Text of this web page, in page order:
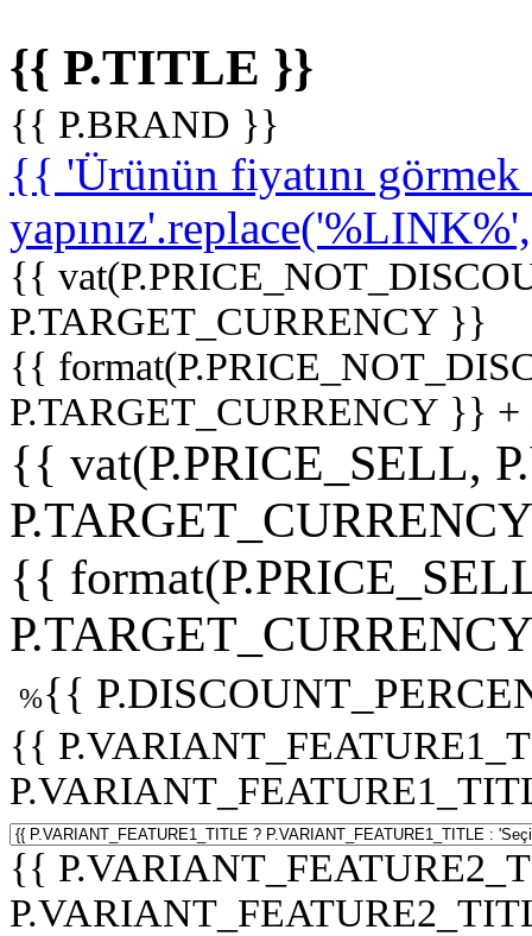
{{ P.TITLE }}
{{ P.BRAND }}
{{ 'Ürünün fiyatını
{{
P.TARGET_CURRENCY }}
{{
P.TARGET_CURRENCY }}
{{ vat(P.PRICE_SELL,
{{
%{{
{{
{{